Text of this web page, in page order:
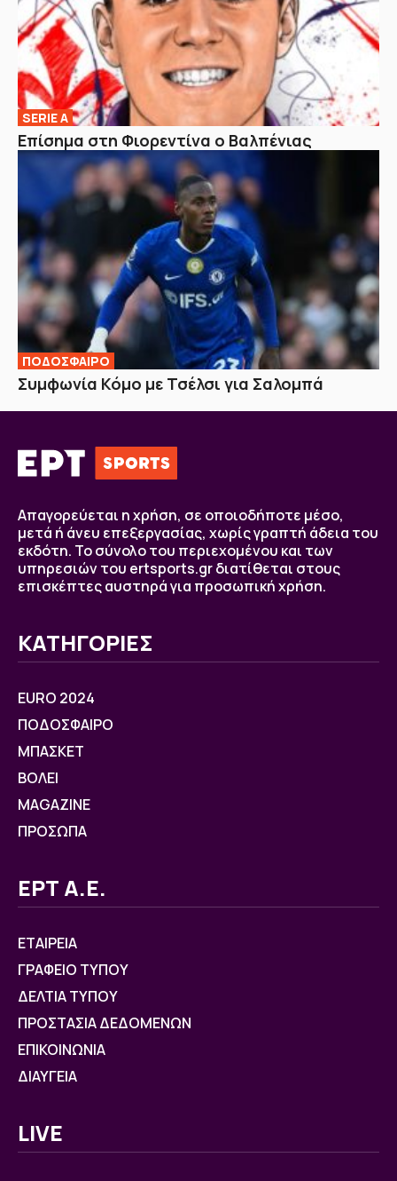
SERIE A
Επίσημα στη Φιορεντίνα ο Βαλπένιας
ΠΟΔΟΣΦΑΙΡΟ
Συμφωνία Κόμο με Τσέλσι για Σαλομπά
Απαγορεύεται η χρήση, σε οποιοδήποτε μέσο,
μετά ή άνευ επεξεργασίας, χωρίς γραπτή άδεια του
εκδότη. Το σύνολο του περιεχομένου και των
υπηρεσιών του ertsports.gr διατίθεται στους
επισκέπτες αυστηρά για προσωπική χρήση.
ΚΑΤΗΓΟΡΙΕΣ
EURO 2024
ΠΟΔΟΣΦΑΙΡΟ
ΜΠΑΣΚΕΤ
ΒOΛΕΙ
MAGAZINE
ΠΡΟΣΩΠΑ
ΕΡΤ Α.Ε.
ΕΤΑΙΡΕΙΑ
ΓΡΑΦΕΙΟ ΤΥΠΟΥ
ΔΕΛΤΙΑ ΤΥΠΟΥ
ΠΡΟΣΤΑΣΙΑ ΔΕΔΟΜΕΝΩΝ
ΕΠΙΚΟΙΝΩΝΙΑ
ΔΙΑΥΓΕΙΑ
LIVE